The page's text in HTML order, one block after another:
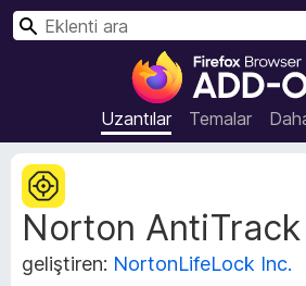
F
r
e
x
B
r
Uzantılar Temalar
A
Norton AntiTrack
geliştiren: NortonLifeLock Inc.
U
z
a
n
t